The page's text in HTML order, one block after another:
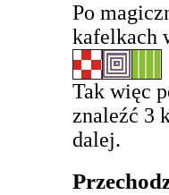
Po
kafelkach
Tak więc
znaleźć 3
dalej.